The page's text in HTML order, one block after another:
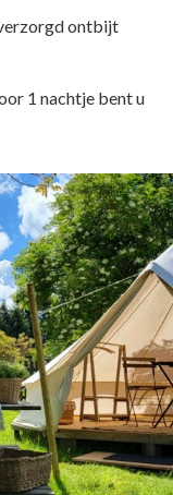
ontbijt
1 nachtje bent u